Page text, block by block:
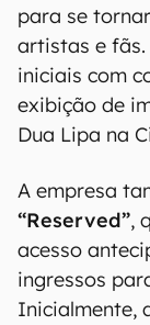
para se
artistas e fãs.
iniciais com
exibição de
Dua Lipa na
A empresa
“Reserved”,
acesso
ingressos
Inicialmente,